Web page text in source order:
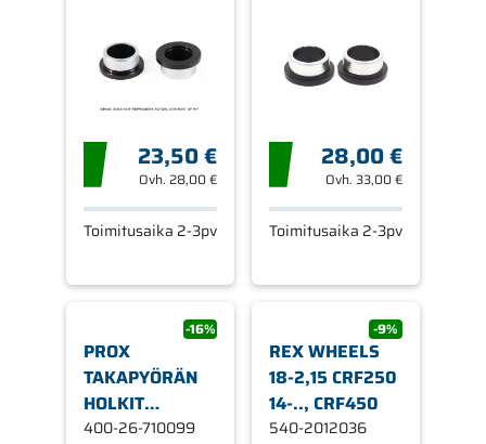
23,50 €
Ovh. 28,00 €
Toimitusaika 2-3pv
28,00 €
Ovh.33,00 €
Toimitusaika 2-3pv
-16%
PROX
TAKAPYÖRÄN
HOLKIT
YZ250/450F
400-26-710099
-9%
REX WHEELS
18-2,15 CRF250
14-.., CRF450
540-2012036